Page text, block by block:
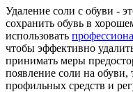
Удаление соли с обуви -
сохранить обувь в
использовать
чтобы эффективно
принимать меры
появление соли на обуви,
профильных средств и